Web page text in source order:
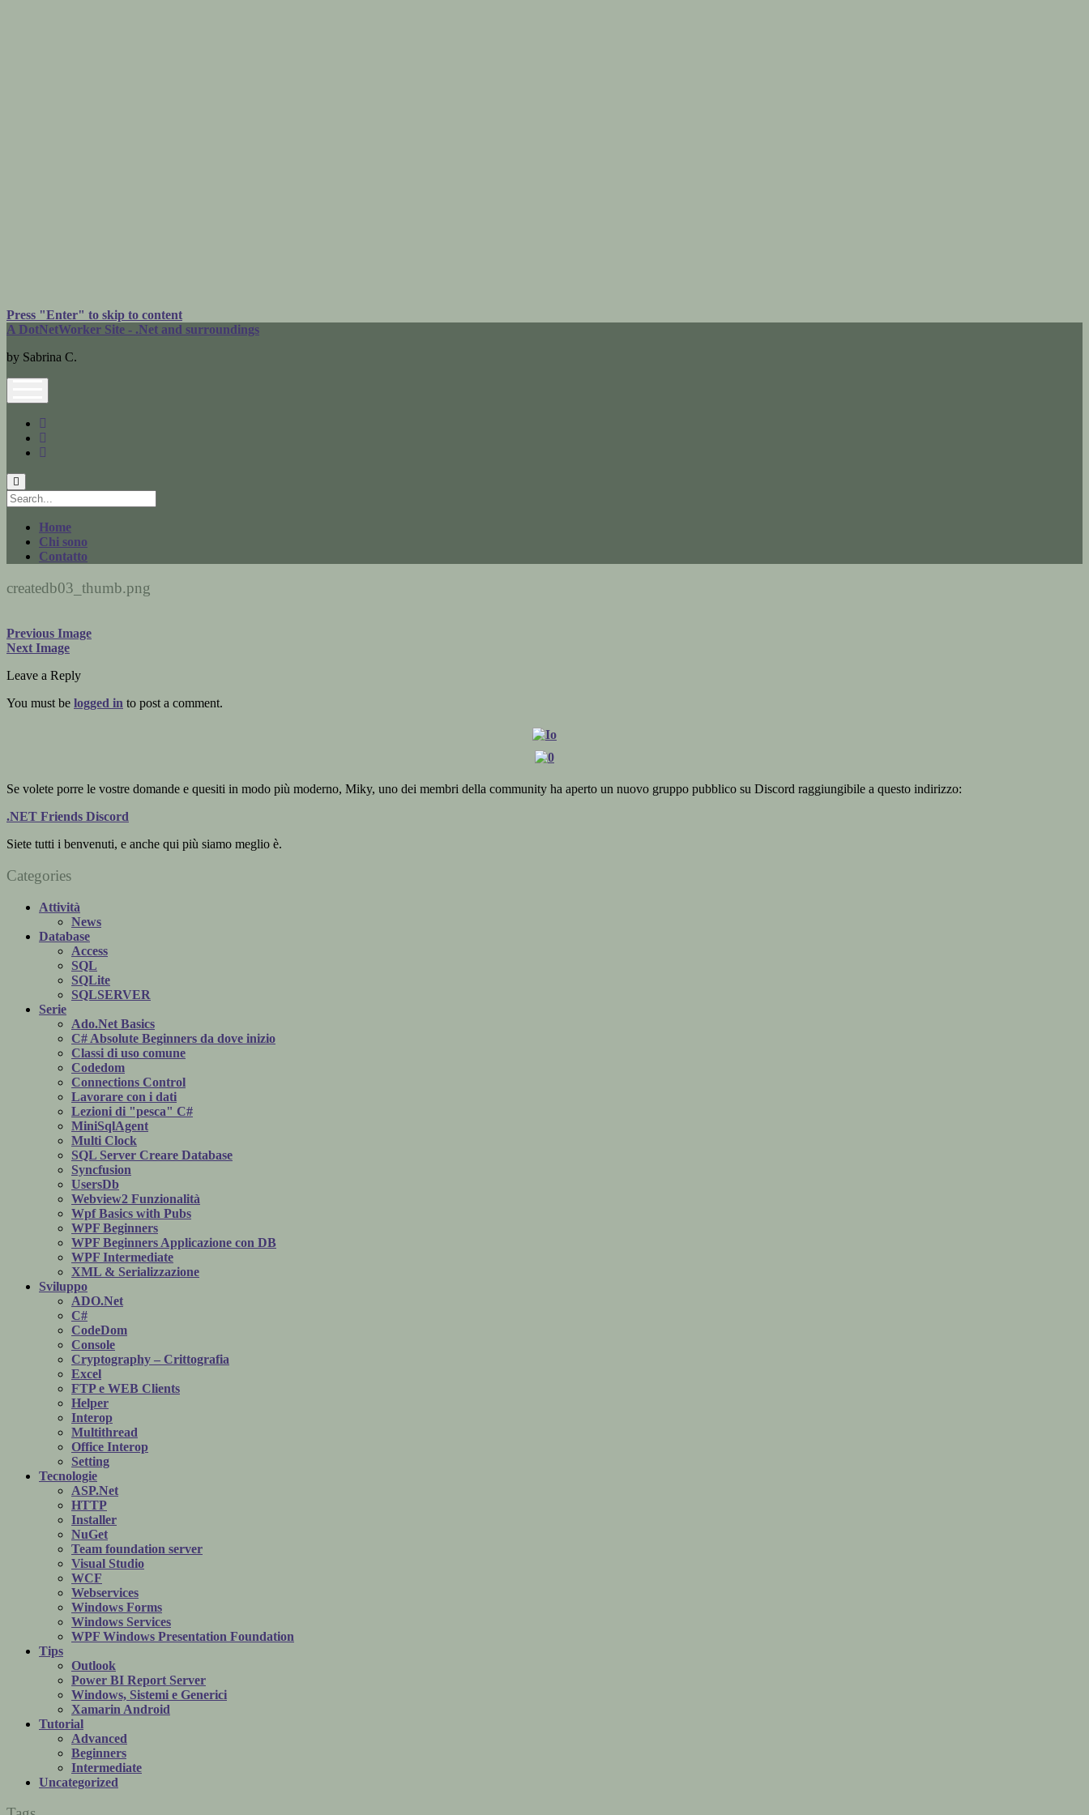
Press "Enter" to skip to content
A DotNetWorker Site - .Net and surroundings
by Sabrina C.
Search
Home
Chi sono
Contatto
createdb03_thumb.png
Previous Image
Next Image
Leave a Reply
You must be logged in to post a comment.
Se volete porre le vostre domande e quesiti in modo più moderno, Miky, uno dei membri della community ha aperto un nuovo gruppo pubblico su Discord raggiungibile a questo indirizzo:
.NET Friends Discord
Siete tutti i benvenuti, e anche qui più siamo meglio è.
Categories
Attività
News
Database
Access
SQL
SQLite
SQLSERVER
Serie
Ado.Net Basics
C# Absolute Beginners da dove inizio
Classi di uso comune
Codedom
Connections Control
Lavorare con i dati
Lezioni di "pesca" C#
MiniSqlAgent
Multi Clock
SQL Server Creare Database
Syncfusion
UsersDb
Webview2 Funzionalità
Wpf Basics with Pubs
WPF Beginners
WPF Beginners Applicazione con DB
WPF Intermediate
XML & Serializzazione
Sviluppo
ADO.Net
C#
CodeDom
Console
Cryptography – Crittografia
Excel
FTP e WEB Clients
Helper
Interop
Multithread
Office Interop
Setting
Tecnologie
ASP.Net
HTTP
Installer
NuGet
Team foundation server
Visual Studio
WCF
Webservices
Windows Forms
Windows Services
WPF Windows Presentation Foundation
Tips
Outlook
Power BI Report Server
Windows, Sistemi e Generici
Xamarin Android
Tutorial
Advanced
Beginners
Intermediate
Uncategorized